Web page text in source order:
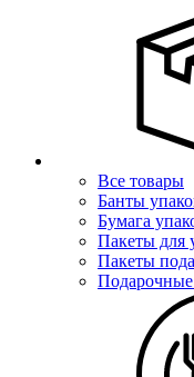
Все товары
Банты
Бумага
Пакеты для
Пакеты
Подарочные